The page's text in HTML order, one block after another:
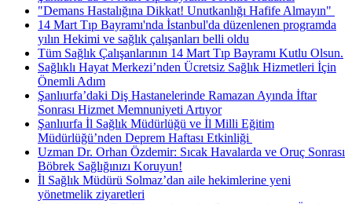
"Demans Hastalığına Dikkat! Unutkanlığı Hafife Almayın" ​
14 Mart Tıp Bayramı'nda İstanbul'da düzenlenen programda
yılın Hekimi ve sağlık çalışanları belli oldu
Tüm Sağlık Çalışanlarının 14 Mart Tıp Bayramı Kutlu Olsun.
Sağlıklı Hayat Merkezi’nden Ücretsiz Sağlık Hizmetleri İçin
Önemli Adım
Şanlıurfa’daki Diş Hastanelerinde Ramazan Ayında İftar
Sonrası Hizmet Memnuniyeti Artıyor
Şanlıurfa İl Sağlık Müdürlüğü ve İl Milli Eğitim
Müdürlüğü’nden Deprem Haftası Etkinliği ​
Uzman Dr. Orhan Özdemir: Sıcak Havalarda ve Oruç Sonrası
Böbrek Sağlığınızı Koruyun!
İl Sağlık Müdürü Solmaz’dan aile hekimlerine yeni
yönetmelik ziyaretleri